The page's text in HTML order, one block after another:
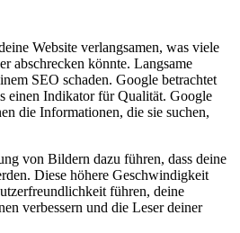
Website verlangsamen, was viele
abschrecken könnte. Langsame
SEO schaden. Google betrachtet
einen Indikator für Qualität. Google
die Informationen, die sie suchen,
von Bildern dazu führen, dass deine
Diese höhere Geschwindigkeit
führen, deine
verbessern und die Leser deiner